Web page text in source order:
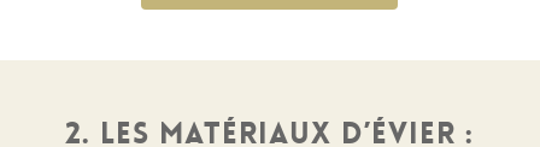
2. Les matériaux d’évier :